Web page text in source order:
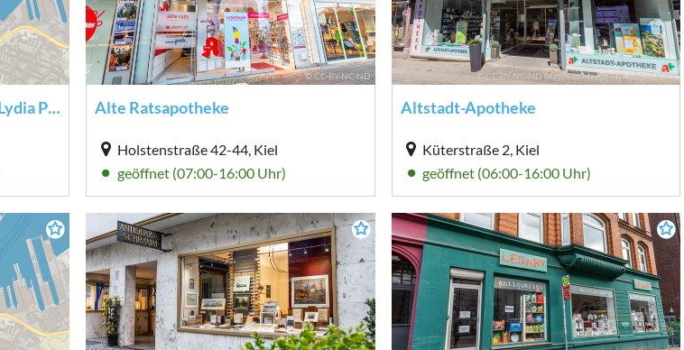
Allgemeinarztpraxis Dr.med. Lydia Piepenbrink
© CC-BY-NC-ND
Alte Ratsapotheke
Holstenstraße 42-44, Kiel
geöffnet (07:00-16:00 Uhr)
© CC-BY-NC-ND Matthias Masch / Kiel-Marketing
Altstadt-Apotheke
Küterstraße 2, Kiel
geöffnet (06:00-16:00 Uhr)